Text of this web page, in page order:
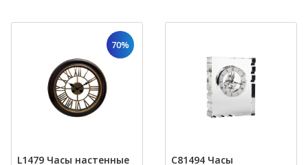
70%
L1479 Часы настенные
C81494 Часы